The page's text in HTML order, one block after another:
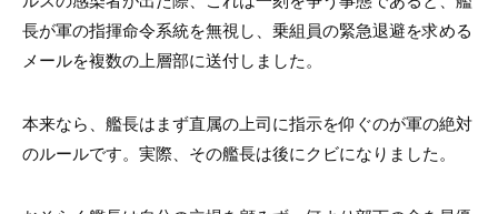
長が軍の指揮命令系統を無視し、乗組員の緊急退避を求める
メールを複数の上層部に送付しました。
本来なら、艦長はまず直属の上司に指示を仰ぐのが軍の絶対
のルールです。実際、その艦長は後にクビになりました。